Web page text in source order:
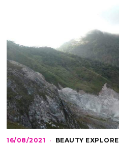
16/08/2021 BEAUTY EXPLORE